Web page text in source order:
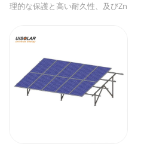
理的な保護と高い耐久性、及びZn
ています。スチールより安価な架